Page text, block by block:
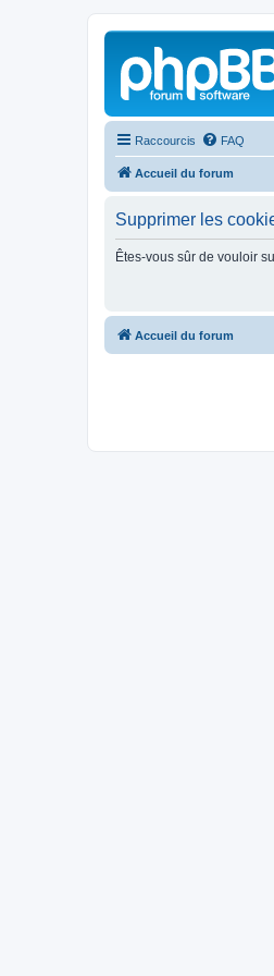
Raccourcis FAQ
Accueil du forum
Supprimer les
Êtes-vous sûr de vouloir
Accueil du forum